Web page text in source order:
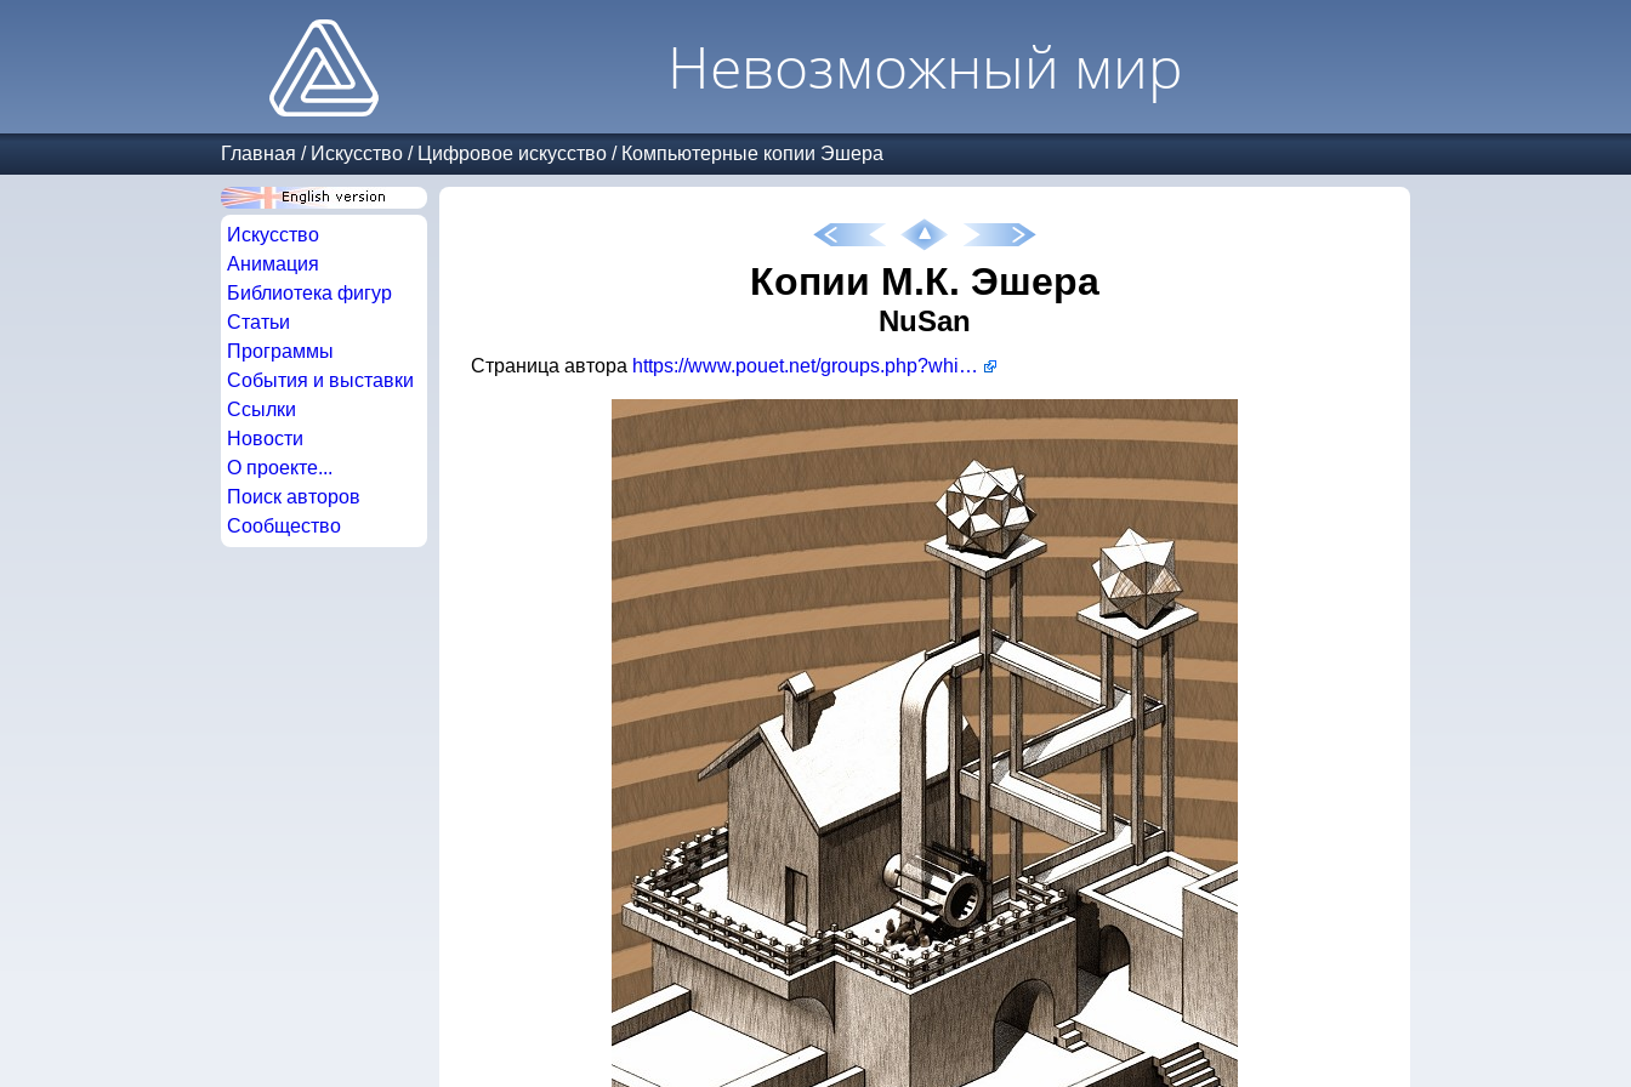
Невозможный мир
Главная / Искусство / Цифровое искусство / Компьютерные копии Эшера
Искусство
Анимация
Библиотека фигур
Статьи
Программы
События и выставки
Ссылки
Новости
О проекте...
Поиск авторов
Сообщество
Копии М.К. Эшера
NuSan
Страница автора https://www.pouet.net/groups.php?which=14306